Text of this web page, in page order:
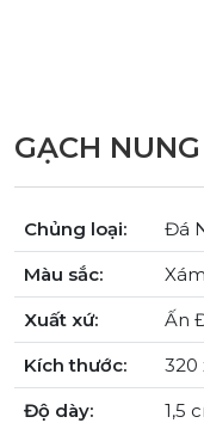
GẠCH
Chủng loại:
Đá
Màu sắc:
Xuất xứ:
Ấn
Kích thước:
320
Độ dày:
1,5